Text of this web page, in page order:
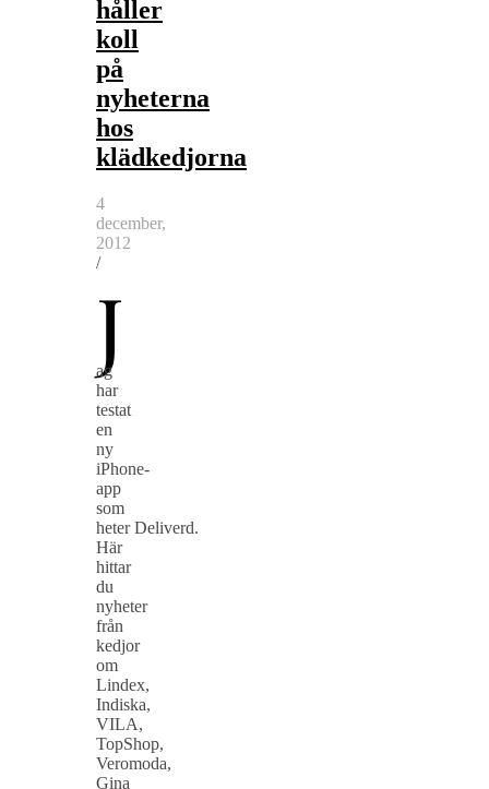
håller
koll
på
nyheterna
hos
klädkedjorna
4
december,
2012
/
J
ag
har
testat
en
ny
iPhone-
app
som
heter Deliverd.
Här
hittar
du
nyheter
från
kedjor
om
Lindex,
Indiska,
VILA,
TopShop,
Veromoda,
Gina